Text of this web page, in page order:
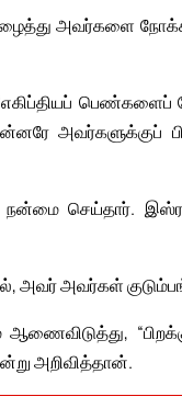
அவர்களை
அவர்களுக்குப்
நன்மை செய்தார்.
அவர் அவர்கள்
அறிவித்தான்.